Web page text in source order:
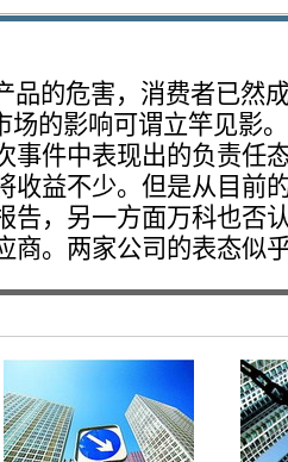
的危害，消费者已然
场的影响可谓立竿见影
事件中表现出的负责任
收益不少。但是从目前
告，另一方面万科也否
商。两家公司的表态似